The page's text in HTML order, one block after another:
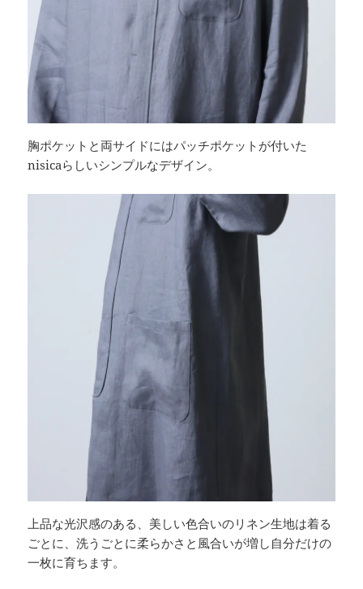
胸ポケットと両サイドにはパッチポケットが付いた
nisicaらしいシンプルなデザイン。
上品な光沢感のある、美しい色合いのリネン生地は着る
ごとに、洗うごとに柔らかさと風合いが増し自分だけの
一枚に育ちます。